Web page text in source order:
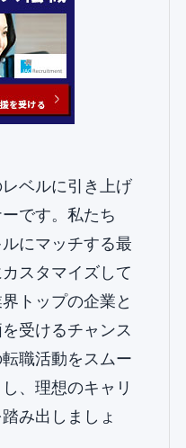
ベルに引き上げ
です。私たち
にマッチする最
スタマイズして
トップの企業と
受けるチャンス
職活動をスムー
、理想のキャリ
み出しましょ